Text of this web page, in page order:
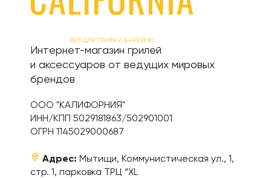
ВСЕ ДЛЯ ГРИЛЯ И БАРБЕКЮ
Интернет-магазин грилей
и аксессуаров от ведущих мировых
брендов
ООО "КАЛИФОРНИЯ"
ИНН/КПП 5029181863/502901001
ОГРН 1145029000687
Адрес: Мытищи, Коммунистическая ул., 1,
стр. 1, парковка ТРЦ “XL